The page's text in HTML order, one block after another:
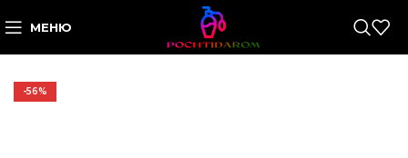
МЕНЮ
-56%